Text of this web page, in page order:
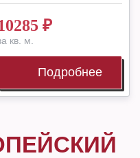
₽
кв. м.
Подробнее